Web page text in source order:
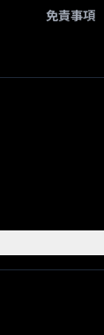
免責事項